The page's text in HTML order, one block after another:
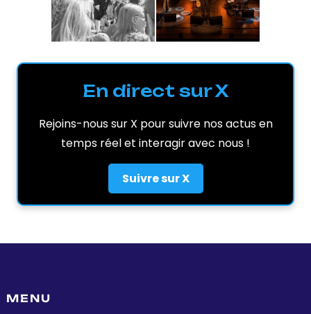
En direct sur X
Rejoins-nous sur X pour suivre nos actus en
temps réel et interagir avec nous !
Suivre sur X
MENU